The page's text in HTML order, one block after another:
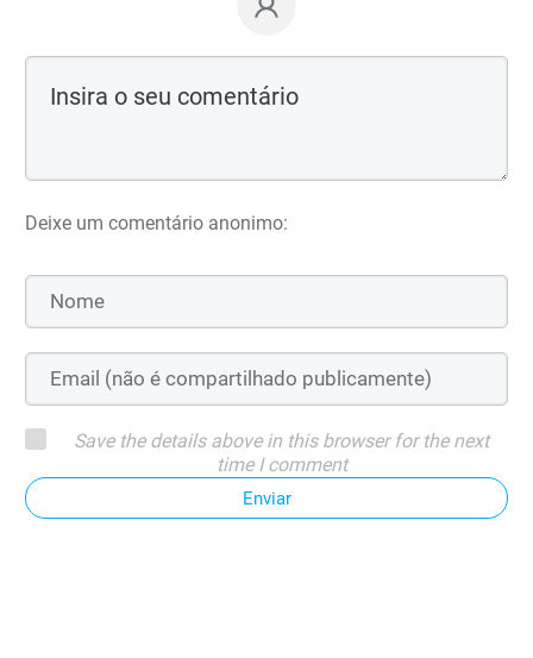
Deixe um comentário anonimo:
Save the details above in this browser for the next
time I comment
Enviar